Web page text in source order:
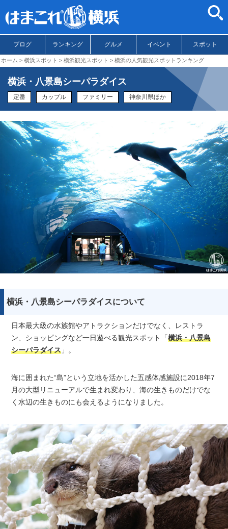
ブログ ランキング グルメ イベント スポット
ホーム 横浜スポット 横浜観光スポット 横浜の人気観光スポットランキング
横浜・八景島シーパラダイス
定番 カップル ファミリー 神奈川県ほか
横浜・八景島シーパラダイスについて
日本最大級の水族館やアトラクションだけでなく、レストラ
ン、ショッピングなど一日遊べる観光スポット「横浜・八景島
シーパラダイス 」。
海に囲まれた“島”という立地を活かした五感体感施設に2018年7
月の大型リニューアルで生まれ変わり、海の生きものだけでな
く水辺の生きものにも会えるようになりました。